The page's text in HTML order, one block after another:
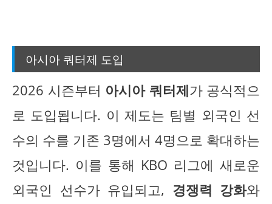
아시아 쿼터제 도입
2026 시즌부터 아시아 쿼터제가 공식적으
로 도입됩니다. 이 제도는 팀별 외국인 선
수의 수를 기존 3명에서 4명으로 확대하는
것입니다. 이를 통해 KBO 리그에 새로운
외국인 선수가 유입되고, 경쟁력 강화와